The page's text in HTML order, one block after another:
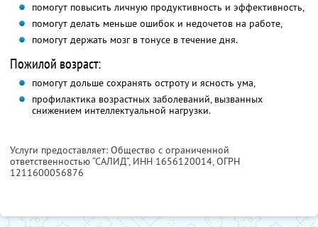
помогут повысить личную продуктивность и эффективность,
помогут делать меньше ошибок и недочетов на работе,
помогут держать мозг в тонусе в течение дня.
Пожилой возраст:
помогут дольше сохранять остроту и ясность ума,
профилактика возрастных заболеваний, вызванных
снижением интеллектуальной нагрузки.
Услуги предоставляет: Общество с ограниченной
ответственностью “САЛИД”, ИНН 1656120014, ОГРН
1211600056876